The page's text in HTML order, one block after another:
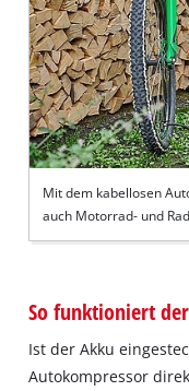
Mit dem kabellosen
auch Motorrad- und
So funktioniert
Ist der Akku
Autokompressor